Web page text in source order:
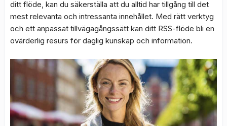
ditt flöde, kan du säkerställa att du alltid har tillgång till det
mest relevanta och intressanta innehållet. Med rätt verktyg
och ett anpassat tillvägagångssätt kan ditt RSS-flöde bli en
ovärderlig resurs för daglig kunskap och information.